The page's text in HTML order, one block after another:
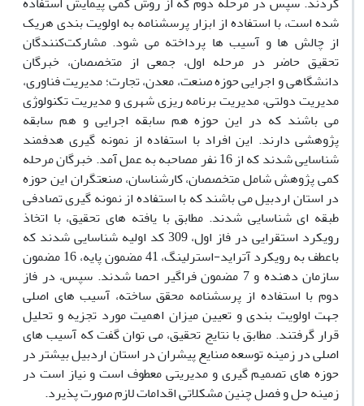
شده است، با استفاده از ابزار پرسشنامه به اولویت بندی هریک
از چالش ها و آسیب ها پرداخته می شود. مشارکت‌کنندگان
تحقیق حاضر در مرحله اول، جمعی از متخصصان، خبرگان
دانشگاهی و اجرایی حوزه صنعت، معدن، تجارت؛ مدیریت فناوری،
مدیریت دولتی، مدیریت برنامه ریزی شهری و مدیریت تکنولوژی
می باشند که در این حوزه هم سابقه اجرایی و هم سابقه
پژوهشی دارند. این افراد با استفاده از نمونه گیری هدفمند
شناسایی شدند که از 16 نفر مصاحبه به عمل آمد. خبرگان مرحله
کمی پژوهش شامل متخصصان، کارشناسان، صنعتگران این حوزه
در استان اردبیل می باشند که با استفاده از نمونه گیری تصادفی
طبقه ای شناسایی شدند. مطابق با یافته های تحقیق، با اتخاذ
رویکرد استقرایی در فاز اول، 309 کد اولیه شناسایی شدند که
باعطف به رویکرد آتراید-استرلینگ، 41 مضمون پایه، 16 مضمون
سازمان دهنده و 7 مضمون فراگیر احصا شدند. سپس، در فاز
دوم با استفاده از پرسشنامه محقق ساخته، آسیب های اصلی
جهت اولویت بندی و تعیین میزان اهمیت مورد تجزیه و تحلیل
قرار گرفتند. مطابق با نتایج تحقیق، می توان گفت که آسیب های
اصلی در زمینه توسعه صنایع پیشران در استان اردبیل بیشتر در
حوزه های تصمیم گیری و مدیریتی معطوف است و نیاز است در
زمینه حل و فصل چنین مشکلاتی اقدامات لازم صورت پذیرد.